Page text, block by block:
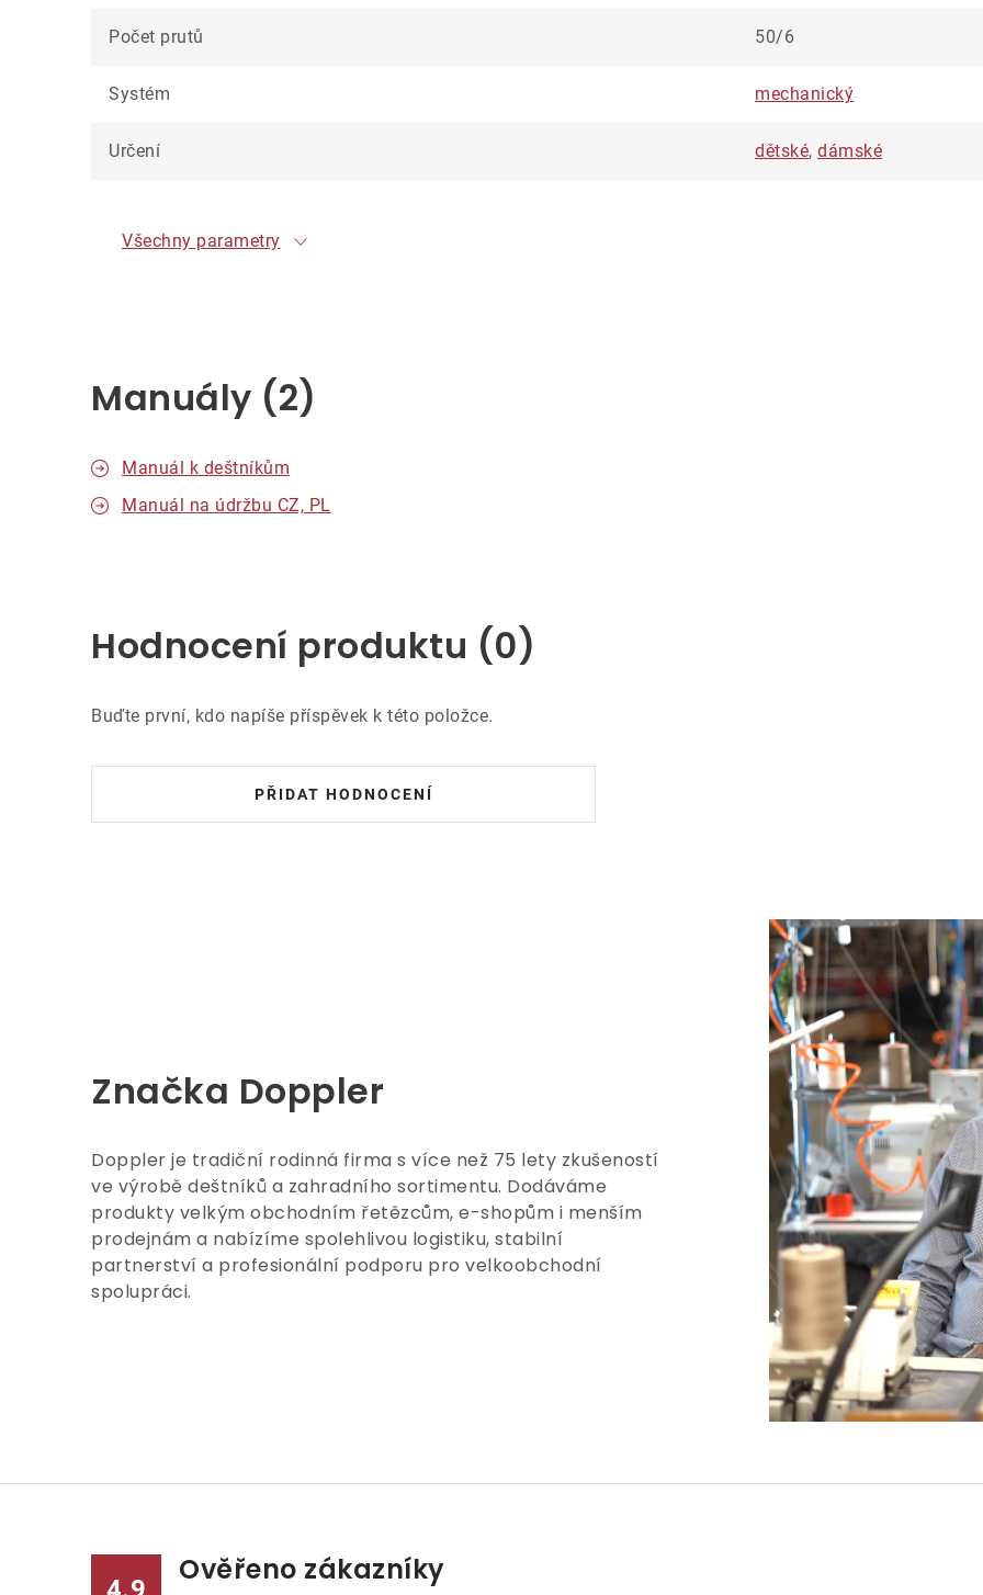
Počet prutů 50/6
Systém mechanický
Určení dětské, dámské
Všechny parametry
Manuály (2)
Manuál k deštníkům
Manuál na údržbu CZ, PL
Hodnocení produktu (0)
Buďte první, kdo napíše příspěvek k této položce.
PŘIDAT HODNOCENÍ
Značka Doppler
Doppler je tradiční rodinná firma s více než 75 lety zkušeností
ve výrobě deštníků a zahradního sortimentu. Dodáváme
produkty velkým obchodním řetězcům, e-shopům i menším
prodejnám a nabízíme spolehlivou logistiku, stabilní
partnerství a profesionální podporu pro velkoobchodní
spolupráci.
Ověřeno zákazníky